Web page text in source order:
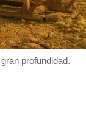
profundidad.